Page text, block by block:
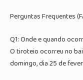
Perguntas Frequentes
Q1: Onde e quando
O tiroteio ocorreu no
domingo, dia 25 de